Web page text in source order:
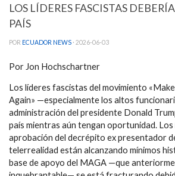
LOS LÍDERES FASCISTAS
PAÍS
POR ECUADOR NEWS · 2026-06-03
Por Jon Hochschartner
Los líderes fascistas del movimiento
Again» —especialmente los altos
administración del presidente Donald
país mientras aún tengan oportunidad. Los
aprobación del decrépito ex presentador
telerrealidad están alcanzando mínimos
base de apoyo del MAGA —que